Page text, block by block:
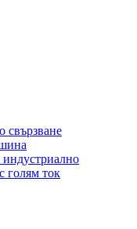
свързване
голям ток